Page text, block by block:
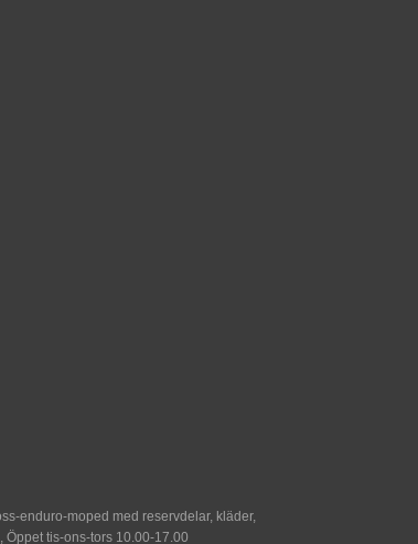
enduro-moped med reservdelar, kläder,
Öppet tis-ons-tors 10.00-17.00